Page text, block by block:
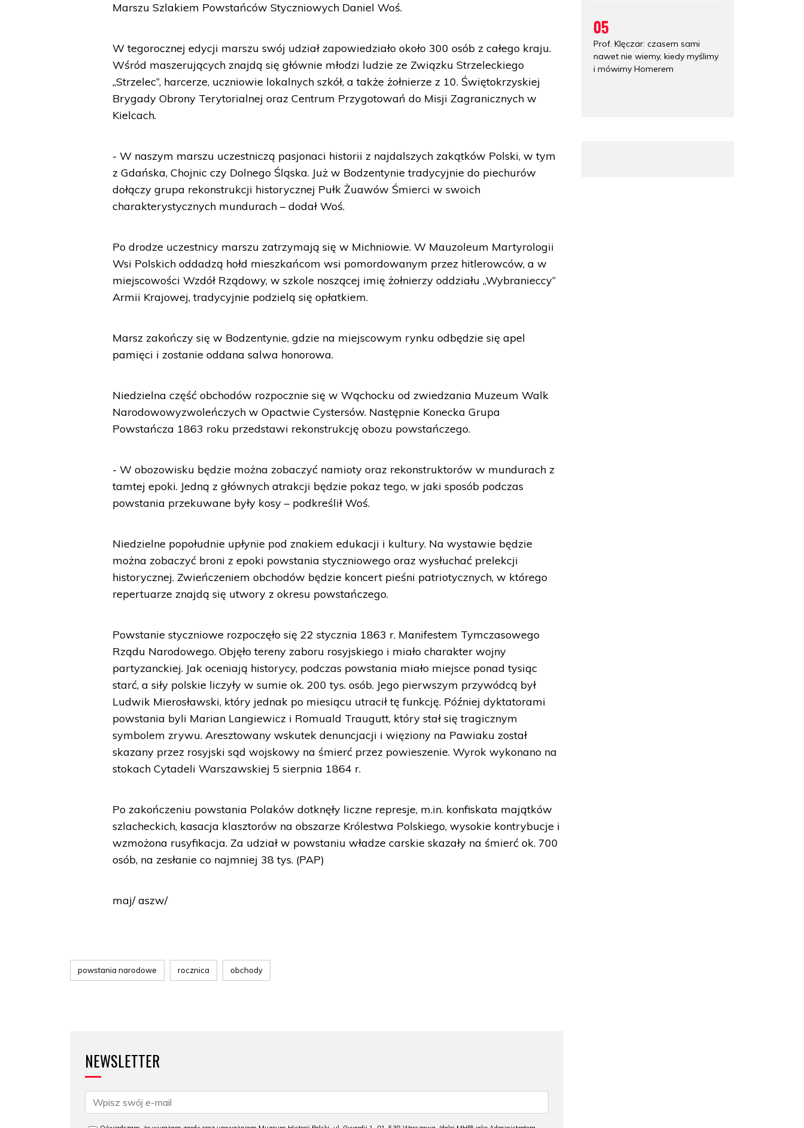
Marszu Szlakiem Powstańców Styczniowych Daniel Woś.
W tegorocznej edycji marszu swój udział zapowiedziało około 300 osób z całego kraju.
Wśród maszerujących znajdą się głównie młodzi ludzie ze Związku Strzeleckiego
„Strzelec”, harcerze, uczniowie lokalnych szkół, a także żołnierze z 10. Świętokrzyskiej
Brygady Obrony Terytorialnej oraz Centrum Przygotowań do Misji Zagranicznych w
Kielcach.
- W naszym marszu uczestniczą pasjonaci historii z najdalszych zakątków Polski, w tym
z Gdańska, Chojnic czy Dolnego Śląska. Już w Bodzentynie tradycyjnie do piechurów
dołączy grupa rekonstrukcji historycznej Pułk Żuawów Śmierci w swoich
charakterystycznych mundurach – dodał Woś.
Po drodze uczestnicy marszu zatrzymają się w Michniowie. W Mauzoleum Martyrologii
Wsi Polskich oddadzą hołd mieszkańcom wsi pomordowanym przez hitlerowców, a w
miejscowości Wzdół Rządowy, w szkole noszącej imię żołnierzy oddziału „Wybranieccy”
Armii Krajowej, tradycyjnie podzielą się opłatkiem.
Marsz zakończy się w Bodzentynie, gdzie na miejscowym rynku odbędzie się apel
pamięci i zostanie oddana salwa honorowa.
Niedzielna część obchodów rozpocznie się w Wąchocku od zwiedzania Muzeum Walk
Narodowowyzwoleńczych w Opactwie Cystersów. Następnie Konecka Grupa
Powstańcza 1863 roku przedstawi rekonstrukcję obozu powstańczego.
- W obozowisku będzie można zobaczyć namioty oraz rekonstruktorów w mundurach z
tamtej epoki. Jedną z głównych atrakcji będzie pokaz tego, w jaki sposób podczas
powstania przekuwane były kosy – podkreślił Woś.
Niedzielne popołudnie upłynie pod znakiem edukacji i kultury. Na wystawie będzie
można zobaczyć broni z epoki powstania styczniowego oraz wysłuchać prelekcji
historycznej. Zwieńczeniem obchodów będzie koncert pieśni patriotycznych, w którego
repertuarze znajdą się utwory z okresu powstańczego.
Powstanie styczniowe rozpoczęło się 22 stycznia 1863 r. Manifestem Tymczasowego
Rządu Narodowego. Objęło tereny zaboru rosyjskiego i miało charakter wojny
partyzanckiej. Jak oceniają historycy, podczas powstania miało miejsce ponad tysiąc
starć, a siły polskie liczyły w sumie ok. 200 tys. osób. Jego pierwszym przywódcą był
Ludwik Mierosławski, który jednak po miesiącu utracił tę funkcję. Później dyktatorami
powstania byli Marian Langiewicz i Romuald Traugutt, który stał się tragicznym
symbolem zrywu. Aresztowany wskutek denuncjacji i więziony na Pawiaku został
skazany przez rosyjski sąd wojskowy na śmierć przez powieszenie. Wyrok wykonano na
stokach Cytadeli Warszawskiej 5 sierpnia 1864 r.
Po zakończeniu powstania Polaków dotknęły liczne represje, m.in. konfiskata majątków
szlacheckich, kasacja klasztorów na obszarze Królestwa Polskiego, wysokie kontrybucje i
wzmożona rusyfikacja. Za udział w powstaniu władze carskie skazały na śmierć ok. 700
osób, na zesłanie co najmniej 38 tys. (PAP)
maj/ aszw/
powstania narodowe rocznica obchody
NEWSLETTER
05
Prof. Klęczar: czasem sami
nawet nie wiemy, kiedy myślimy
i mówimy Homerem